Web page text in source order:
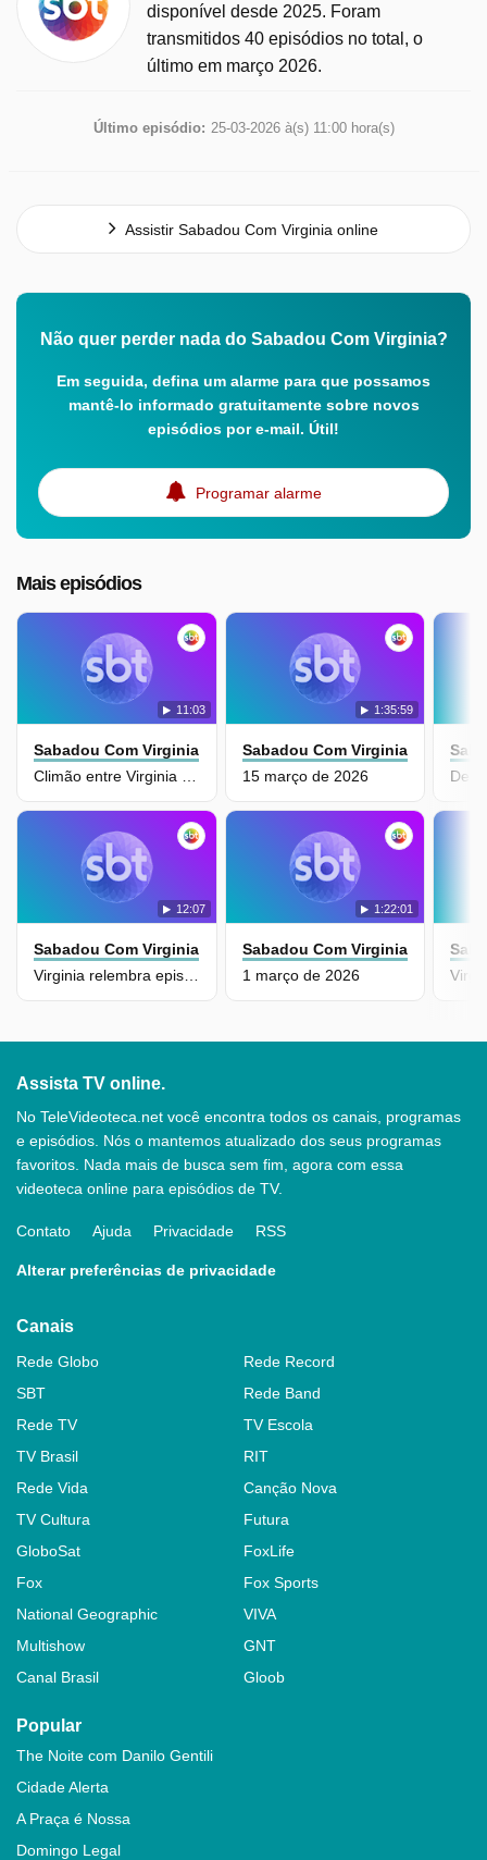
disponível desde 2025. Foram
transmitidos 40 episódios no total, o
último em março 2026.
Último episódio: 25-03-2026 à(s) 11:00 hora(s)
Assistir Sabadou Com Virginia online
Não quer perder nada do Sabadou Com Virginia?
Em seguida, defina um alarme para que possamos
mantê-lo informado gratuitamente sobre novos
episódios por e-mail. Útil!
Programar alarme
Mais episódios
11:03
Sabadou Com Virginia
Climão entre Virginia e Lucas Guedez?
1:35:59
Sabadou Com Virginia
15 março de 2026
12:07
Sabadou Com Virginia
1:22:01
Sabadou Com Virginia
1 março de 2026
Assista TV online.
No TeleVideoteca.net você encontra todos os canais, programas
e episódios. Nós o mantemos atualizado dos seus programas
favoritos. Nada mais de busca sem fim, agora com essa
videoteca online para episódios de TV.
Contato Ajuda Privacidade RSS
Alterar preferências de privacidade
Canais
Rede Globo
Rede Record
SBT
Rede Band
Rede TV
TV Escola
TV Brasil
RIT
Rede Vida
Canção Nova
TV Cultura
Futura
GloboSat
FoxLife
Fox
Fox Sports
National Geographic
VIVA
Multishow
GNT
Canal Brasil
Gloob
Popular
The Noite com Danilo Gentili
Cidade Alerta
A Praça é Nossa
Domingo Legal